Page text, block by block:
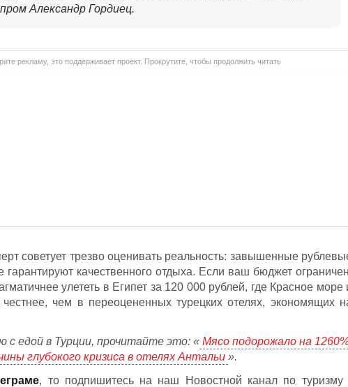
Александр Гордиец.
рекламу, это поддерживает проект. Прокрутите, чтобы продолжить читать
советует трезво оценивать реальность: завышенные
качественного отдыха. Если ваш бюджет
улететь в Египет за 120 000 рублей, где Красное море
чем в переоцененных турецких отелях, экономящих
едой в Турции, прочитайте это: « Мясо подорожало на
глубокого кризиса в отелях Антальи ».
, то подпишитесь на наш Новостной канал по туризму